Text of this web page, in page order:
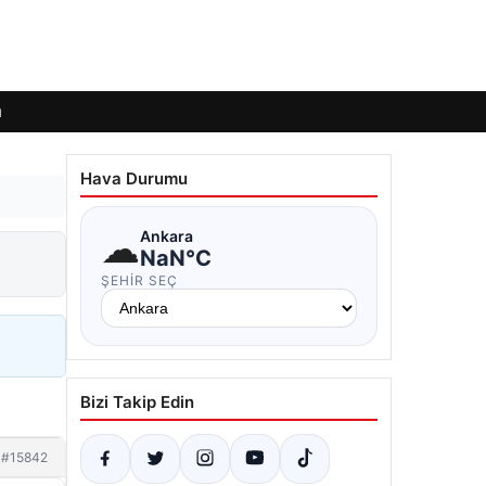
#15842
Hava Durumu
☁Ankara
NaN°C
ŞEHIR SEÇ
Bizi Takip Edin